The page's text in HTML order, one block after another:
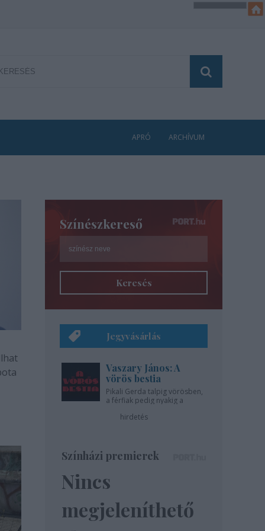
APRÓ ARCHÍVUM
Színészkereső
Keresés
Jegyvásárlás
Vaszary János: A
vörös bestia
Pikali Gerda talpig vörösben,
a férfiak pedig nyakig a
hirdetés
Színházi premierek
Nincs
megjeleníthető